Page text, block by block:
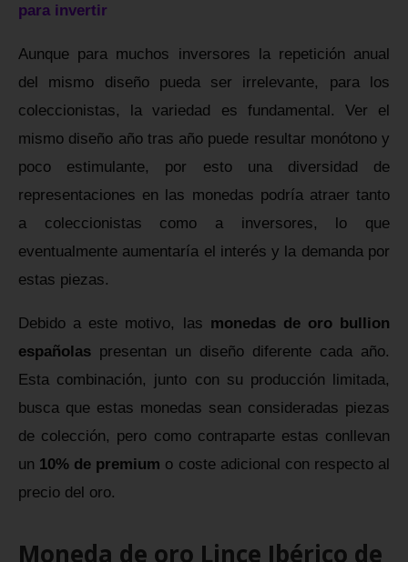
para invertir
Aunque para muchos inversores la repetición anual
del mismo diseño pueda ser irrelevante, para los
coleccionistas, la variedad es fundamental. Ver el
mismo diseño año tras año puede resultar monótono y
poco estimulante, por esto una diversidad de
representaciones en las monedas podría atraer tanto
a coleccionistas como a inversores, lo que
eventualmente aumentaría el interés y la demanda por
estas piezas.
Debido a este motivo, las monedas de oro bullion
españolas presentan un diseño diferente cada año.
Esta combinación, junto con su producción limitada,
busca que estas monedas sean consideradas piezas
de colección, pero como contraparte estas conllevan
un 10% de premium o coste adicional con respecto al
precio del oro.
Moneda de oro Lince Ibérico de